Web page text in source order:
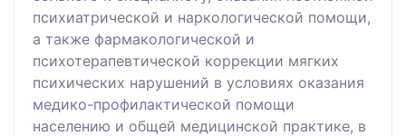
психиатрической и наркологической помощи,
а также фармакологической и
психотерапевтической коррекции мягких
психических нарушений в условиях оказания
медико-профилактической помощи
населению и общей медицинской практике, в